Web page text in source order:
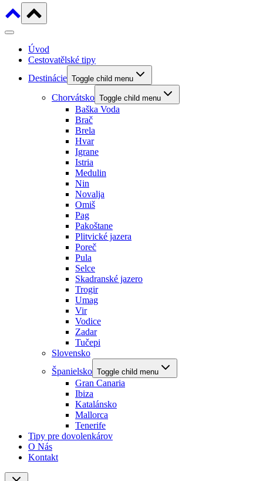
Úvod
Cestovatělské tipy
Destinácie Toggle child menu
Chorvátsko Toggle child menu
Baška Voda
Brač
Brela
Hvar
Igrane
Istria
Medulin
Nin
Novalja
Omiš
Pag
Pakoštane
Plitvické jazera
Poreč
Pula
Selce
Skadranské jazero
Trogir
Umag
Vir
Vodice
Zadar
Tučepi
Slovensko
Španielsko Toggle child menu
Gran Canaria
Ibiza
Katalánsko
Mallorca
Tenerife
Tipy pre dovolenkárov
O Nás
Kontakt